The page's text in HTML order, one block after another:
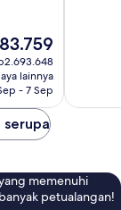
lainnya
- 7 Sep
serupa
memenuhi
petualangan!